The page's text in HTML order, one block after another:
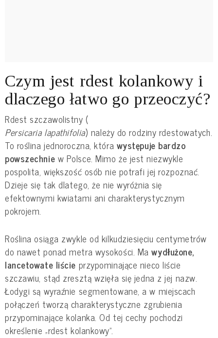
Czym jest rdest kolankowy i
dlaczego łatwo go przeoczyć?
Rdest szczawolistny (
Persicaria lapathifolia) należy do rodziny rdestowatych.
To roślina jednoroczna, która występuje bardzo
powszechnie w Polsce. Mimo że jest niezwykle
pospolita, większość osób nie potrafi jej rozpoznać.
Dzieje się tak dlatego, że nie wyróżnia się
efektownymi kwiatami ani charakterystycznym
pokrojem.
Roślina osiąga zwykle od kilkudziesięciu centymetrów
do nawet ponad metra wysokości. Mawydłużone,
lancetowate liście przypominające nieco liście
szczawiu, stąd zresztą wzięła się jedna z jej nazw.
Łodygi są wyraźnie segmentowane, a w miejscach
połączeń tworzą charakterystyczne zgrubienia
przypominające kolanka. Od tej cechy pochodzi
określenie „rdest kolankowy”.